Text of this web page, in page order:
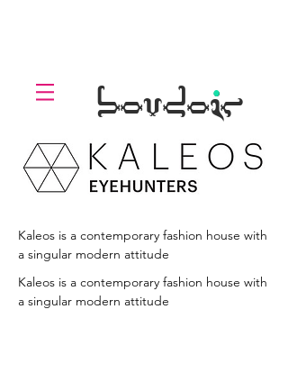
boudoir
.
Kaleos is a contemporary fashion house with
a singular modern attitude
Kaleos is a contemporary fashion house with
a singular modern attitude